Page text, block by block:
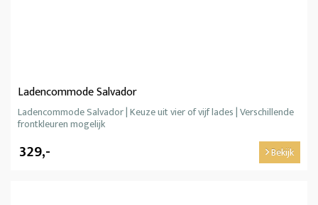
Ladencommode Salvador
Ladencommode Salvador | Keuze uit vier of vijf lades | Verschillende
frontkleuren mogelijk
329,- Bekijk